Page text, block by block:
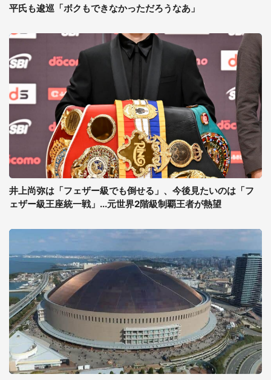
平氏も逡巡「ボクもできなかっただろうなあ」
井上尚弥は「フェザー級でも倒せる」、今後見たいのは「フ
ェザー級王座統一戦」...元世界2階級制覇王者が熱望